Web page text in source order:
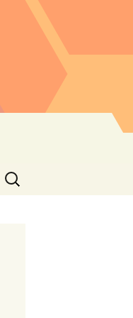
Buscar: